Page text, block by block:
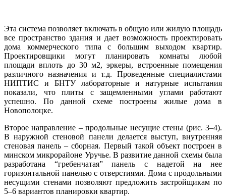
Эта система позволяет включать в общую или жилую площадь
все пространство здания и дает возможность проектировать
дома коммерческого типа с большим выходом квартир.
Проектировщики могут планировать комнаты любой
площади вплоть до 30 м2, эркеры, встроенные помещения
различного назначения и т.д. Проведенные специалистами
НИПТИС и БНТУ лабораторные и натурные испытания
показали, что плиты с защемленными углами работают
успешно. По данной схеме построены жилые дома в
Новополоцке.
Второе направление – продольные несущие стены (рис. 3–4).
В наружной стеновой панели делается выступ, внутренняя
стеновая панель – сборная. Первый такой объект построен в
минском микрорайоне Уручье. В развитие данной схемы была
разработана “гребенчатая” панель с надетой на нее
горизонтальной панелью с отверстиями. Дома с продольными
несущими стенами позволяют предложить застройщикам по
5–6 вариантов планировки квартир.